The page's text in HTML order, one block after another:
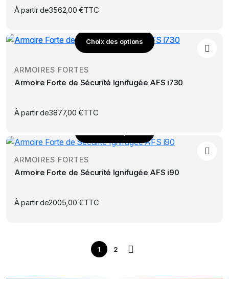
produit
Les
peuvent
être
choisies
sur
la
produit
À partir de3562,00 €TTC
Choix des options
Ce
a
plusieurs
Les
peuvent
être
choisies
sur
du
ARMOIRES FORTES
Armoire Forte de Sécurité Ignifugée AFS i730
À partir de3877,00 €TTC
Ce
produit
a
plusieurs
Les
choisies
ARMOIRES FORTES
Armoire Forte de Sécurité Ignifugée AFS i90
À partir de2005,00 €TTC
1 2